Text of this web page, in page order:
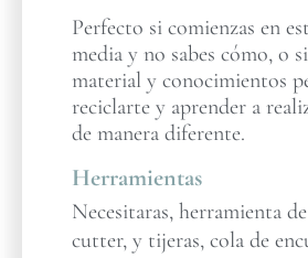
Perfecto si comienzas en
media y no sabes cómo, o
material y conocimientos
reciclarte y aprender a
de manera diferente.
Herramientas
Necesitaras, herramienta
cutter, y tijeras, cola de